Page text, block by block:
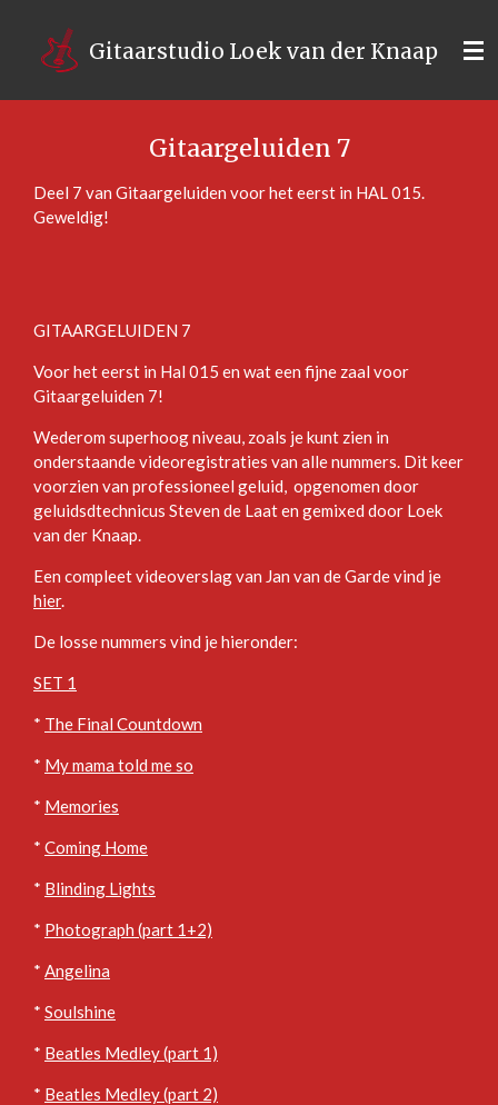
direct
naar
Gitaarstudio Loek van der Knaap
Gitaargeluiden 7
Deel 7 van Gitaargeluiden voor het eerst in HAL 015.
Geweldig!
GITAARGELUIDEN 7
Voor het eerst in Hal 015 en wat een fijne zaal voor
Gitaargeluiden 7!
Wederom superhoog niveau, zoals je kunt zien in
onderstaande videoregistraties van alle nummers. Dit keer
voorzien van professioneel geluid, opgenomen door
geluidsdtechnicus Steven de Laat en gemixed door Loek
van der Knaap.
Een compleet videoverslag van Jan van de Garde vind je
hier.
De losse nummers vind je hieronder:
SET 1
* The Final Countdown
* My mama told me so
* Memories
* Coming Home
* Blinding Lights
* Photograph (part 1+2)
* Angelina
* Soulshine
* Beatles Medley (part 1)
* Beatles Medley (part 2)